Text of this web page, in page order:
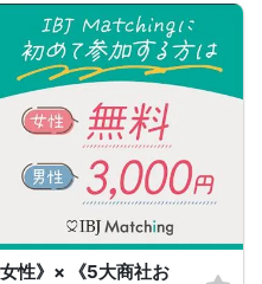
性》× 《5大商社お